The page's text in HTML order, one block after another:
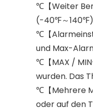
℃【Weiter
(-40℉～
℃【
und Max-
℃【MAX /
wurden. Das
℃【Mehrere
oder auf den